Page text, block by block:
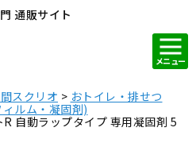
通販サイト
メニュー
スクリオ
おトイレ・排せつ
ルム・凝固剤)
自動ラップタイプ 専用凝固剤 5